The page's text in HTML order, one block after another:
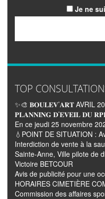
Je ne
TOP
✨🎨 𝐁𝐎𝐔𝐋𝐄𝐕’𝐀𝐑𝐓 AVRIL
𝐏𝐋𝐀𝐍𝐍𝐈𝐍𝐆 𝐃’𝐄𝐕𝐄𝐈𝐋 𝐃𝐔
En ce jeudi 25 novembre
💧POINT DE SITUATION :
Interdiction de vente à la
Sainte-Anne, Ville pilote de
Victoire BETCOUR
Avis de publicité pour une
HORAIRES CIMETIÈRE
Commission des affaires